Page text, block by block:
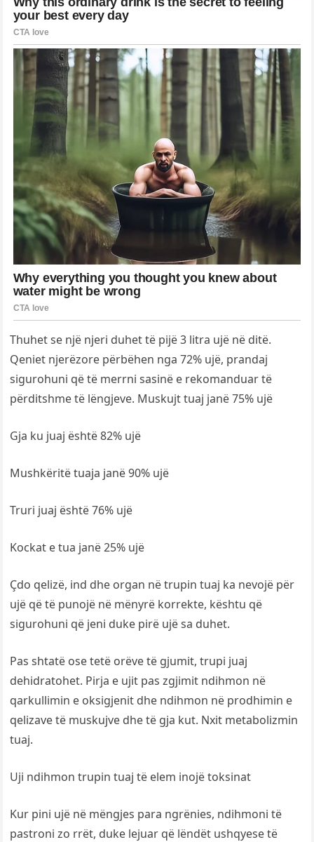
Thuhet se një njeri duhet të pijë 3 litra ujë në ditë.
Qeniet njerëzore përbëhen nga 72% ujë, prandaj
sigurohuni që të merrni sasinë e rekomanduar të
përditshme të lëngjeve. Muskujt tuaj janë 75% ujë
Gja ku juaj është 82% ujë
Mushkëritë tuaja janë 90% ujë
Truri juaj është 76% ujë
Kockat e tua janë 25% ujë
Çdo qelizë, ind dhe organ në trupin tuaj ka nevojë për
ujë që të punojë në mënyrë korrekte, kështu që
sigurohuni që jeni duke pirë ujë sa duhet.
Pas shtatë ose tetë orëve të gjumit, trupi juaj
dehidratohet. Pirja e ujit pas zgjimit ndihmon në
qarkullimin e oksigjenit dhe ndihmon në prodhimin e
qelizave të muskujve dhe të gja kut. Nxit metabolizmin
tuaj.
Uji ndihmon trupin tuaj të elem inojë toksinat
Kur pini ujë në mëngjes para ngrënies, ndihmoni të
pastroni zo rrët, duke lejuar që lëndët ushqyese të